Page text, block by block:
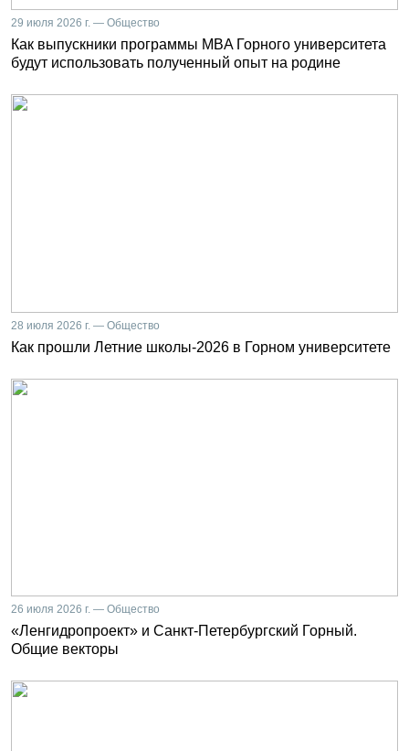
29 июля 2026 г. — Общество
Как выпускники программы MBA Горного университета
будут использовать полученный опыт на родине
28 июля 2026 г. — Общество
Как прошли Летние школы-2026 в Горном университете
26 июля 2026 г. — Общество
«Ленгидропроект» и Санкт-Петербургский Горный.
Общие векторы